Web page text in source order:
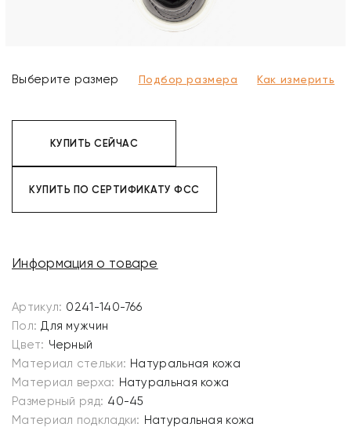
Выберите размер Подбор размера Как измерить
КУПИТЬ СЕЙЧАС
КУПИТЬ ПО СЕРТИФИКАТУ ФСС
Информация о товаре
Артикул: 0241-140-766
Пол: Для мужчин
Цвет: Черный
Материал стельки: Натуральная кожа
Материал верха: Натуральная кожа
Размерный ряд: 40-45
Материал подкладки: Натуральная кожа